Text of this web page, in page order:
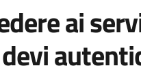
ai